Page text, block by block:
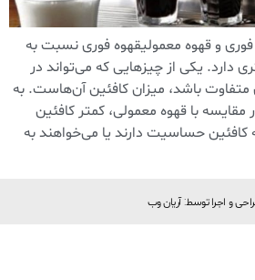
و قهوه معمولیقهوه فوری نسبت به
دارد. یکی از چیزهایی که می‌تواند در
متفاوت باشد، میزان کافئین آن‌هاست. به
با قهوه معمولی، کمتر کافئین
کافئین حساسیت دارند یا می‌خواهند به
و اجرا توسط: آریان وب